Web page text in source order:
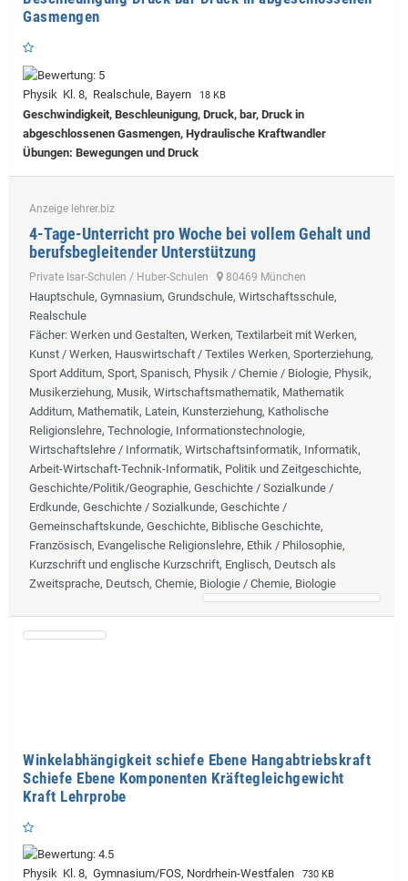
Gasmengen
Physik Kl. 8, Realschule, Bayern 18 KB
Geschwindigkeit, Beschleunigung, Druck, bar, Druck in
abgeschlossenen Gasmengen, Hydraulische Kraftwandler
Übungen: Bewegungen und Druck
Anzeige lehrer.biz
4-Tage-Unterricht pro Woche bei vollem Gehalt und
berufsbegleitender Unterstützung
Private Isar-Schulen / Huber-Schulen 80469 München
Hauptschule, Gymnasium, Grundschule, Wirtschaftsschule,
Realschule
Fächer: Werken und Gestalten, Werken, Textilarbeit mit Werken,
Kunst / Werken, Hauswirtschaft / Textiles Werken, Sporterziehung,
Sport Additum, Sport, Spanisch, Physik / Chemie / Biologie, Physik,
Musikerziehung, Musik, Wirtschaftsmathematik, Mathematik
Additum, Mathematik, Latein, Kunsterziehung, Katholische
Religionslehre, Technologie, Informationstechnologie,
Wirtschaftslehre / Informatik, Wirtschaftsinformatik, Informatik,
Arbeit-Wirtschaft-Technik-Informatik, Politik und Zeitgeschichte,
Geschichte/Politik/Geographie, Geschichte / Sozialkunde /
Erdkunde, Geschichte / Sozialkunde, Geschichte /
Gemeinschaftskunde, Geschichte, Biblische Geschichte,
Französisch, Evangelische Religionslehre, Ethik / Philosophie,
Kurzschrift und englische Kurzschrift, Englisch, Deutsch als
Zweitsprache, Deutsch, Chemie, Biologie / Chemie, Biologie
Winkelabhängigkeit schiefe Ebene Hangabtriebskraft
Schiefe Ebene Komponenten Kräftegleichgewicht
Kraft Lehrprobe
Physik Kl. 8, Gymnasium/FOS, Nordrhein-Westfalen 730 KB